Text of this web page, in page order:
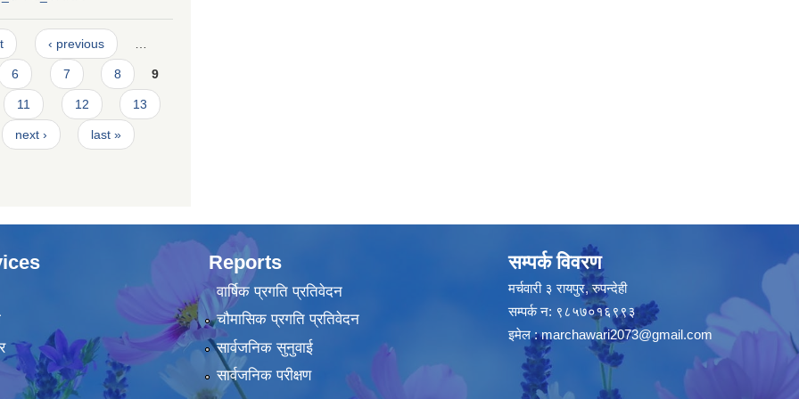
‹ previous
6 7 8 9
11 12 13
next › last »
Reports
वार्षिक प्रगति प्रतिवेदन
चौमासिक प्रगति प्रतिवेदन
सार्वजनिक सुनुवाई
सार्वजनिक परीक्षण
सम्पर्क विवरण
मर्चवारी ३ रायपुर, रुपन्देही
सम्पर्क न: ९८५७०१६९९३
इमेल :marchawari2073@gmail.com